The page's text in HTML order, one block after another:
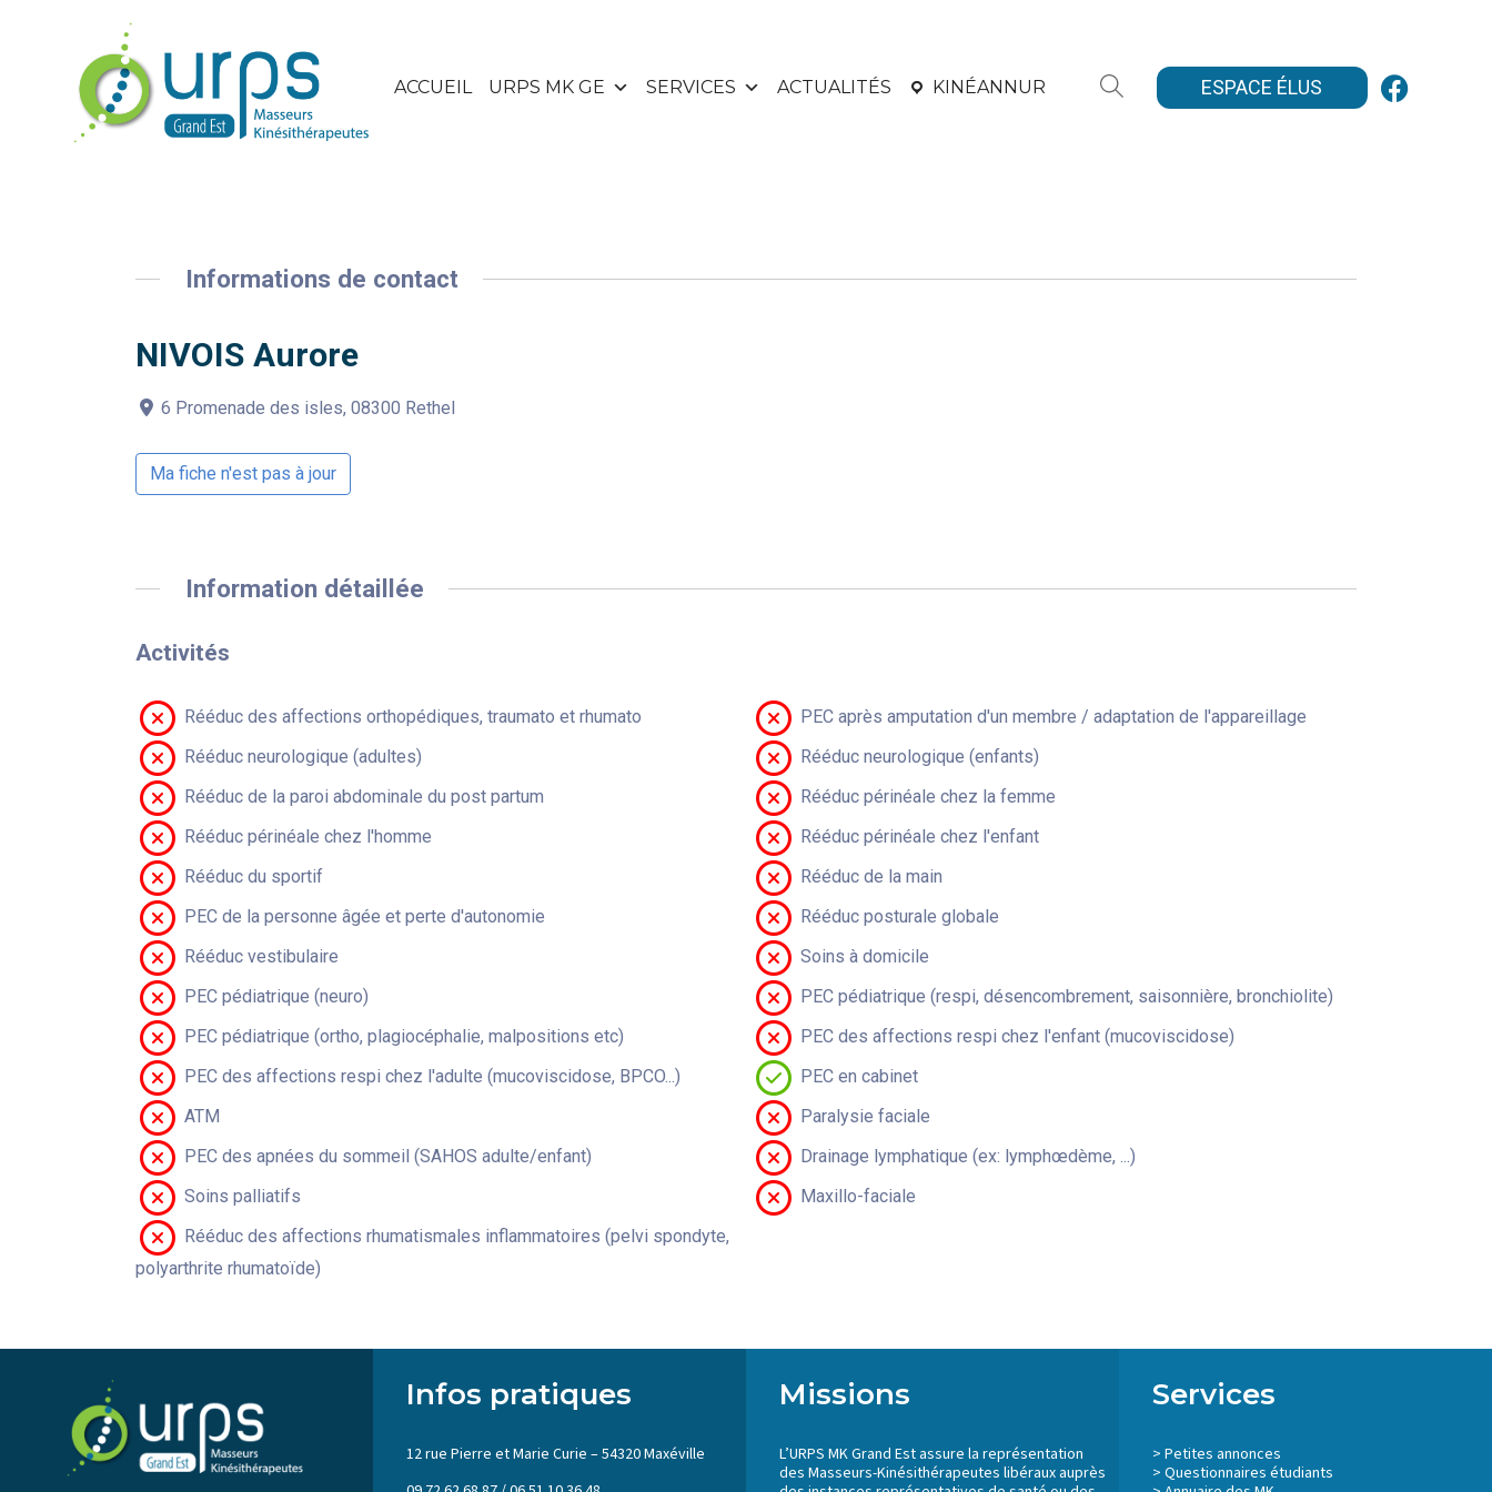
ACCUEIL URPS MK GE SERVICES ACTUALITÉS KINÉANNUR ESPACE ÉLUS
Informations de contact
NIVOIS Aurore
6 Promenade des isles, 08300 Rethel
Ma fiche n'est pas à jour
Information détaillée
Activités
Rééduc des affections orthopédiques, traumato et rhumato
PEC après amputation d'un membre / adaptation de l'appareillage
Rééduc neurologique (adultes)
Rééduc neurologique (enfants)
Rééduc de la paroi abdominale du post partum
Rééduc périnéale chez la femme
Rééduc périnéale chez l'homme
Rééduc périnéale chez l'enfant
Rééduc du sportif
Rééduc de la main
PEC de la personne âgée et perte d'autonomie
Rééduc posturale globale
Rééduc vestibulaire
Soins à domicile
PEC pédiatrique (neuro)
PEC pédiatrique (respi, désencombrement, saisonnière, bronchiolite)
PEC pédiatrique (ortho, plagiocéphalie, malpositions etc)
PEC des affections respi chez l'enfant (mucoviscidose)
PEC des affections respi chez l'adulte (mucoviscidose, BPCO...)
PEC en cabinet
ATM
Paralysie faciale
PEC des apnées du sommeil (SAHOS adulte/enfant)
Drainage lymphatique (ex: lymphœdème, ...)
Soins palliatifs
Maxillo-faciale
Rééduc des affections rhumatismales inflammatoires (pelvi spondyte,
polyarthrite rhumatoïde)
Infos pratiques
12 rue Pierre et Marie Curie – 54320 Maxéville
Missions
L’URPS MK Grand Est assure la représentation
des Masseurs-Kinésithérapeutes libéraux auprès
Services
> Petites annonces
> Questionnaires étudiants